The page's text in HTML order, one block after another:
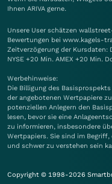
Ihnen ARIVA gerne.
Unsere User schätzen
Bewertungen bei www.kagels-
Zeitverzögerung der Kursdaten:
NYSE +20 Min. AMEX +20 Min.
Werbehinweise:
Die Billigung des
der angebotenen Wertpapiere
potenziellen Anlegern den
lesen, bevor sie eine
zu informieren, insbesondere
Wertpapiers. Sie sind im
und schwer zu verstehen sein
Copyright © 1998-2026